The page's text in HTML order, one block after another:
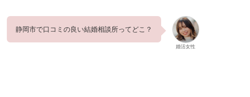
静岡市で口コミの良い結婚相談所ってどこ？
婚活女性